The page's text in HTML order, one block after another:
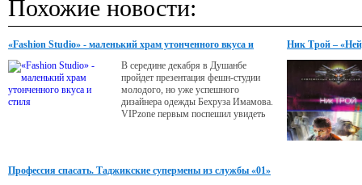
Похожие новости:
«Fashion Studio» - маленький храм утонченного вкуса и
В середине декабря в Душанбе
пройдет презентация фешн-студии
молодого, но уже успешного
дизайнера одежды Бехруза Имамова.
VIPzone первым поспешил увидеть
Ник Трой –
Профессия спасать. Таджикские супермены из службы «01»